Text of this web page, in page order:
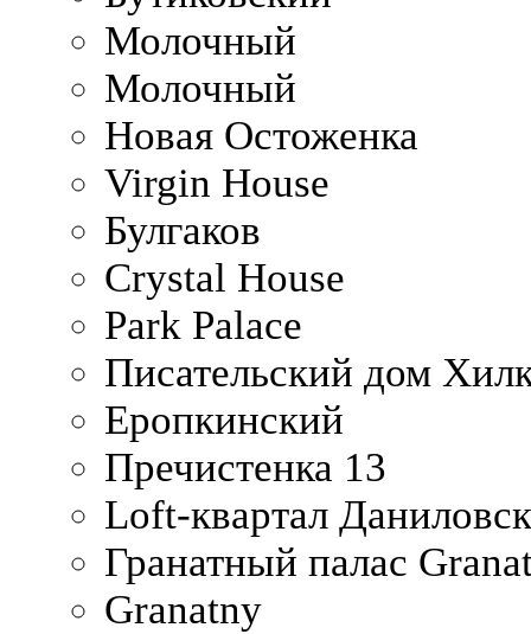
Молочный
Молочный
Новая Остоженка
Virgin House
Булгаков
Crystal House
Park Palace
Писательский дом
Еропкинский
Пречистенка 13
Loft-квартал
Гранатный палас
Granatny